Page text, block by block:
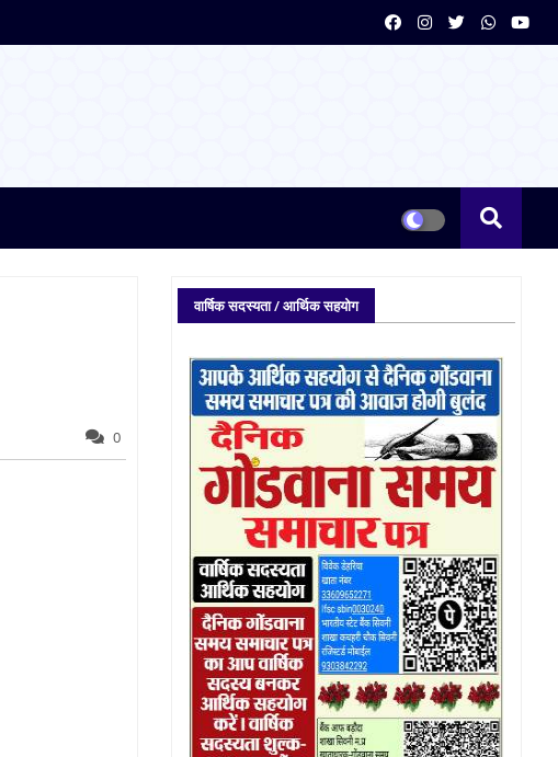
0
वार्षिक सदस्यता / आर्थिक सहयोग